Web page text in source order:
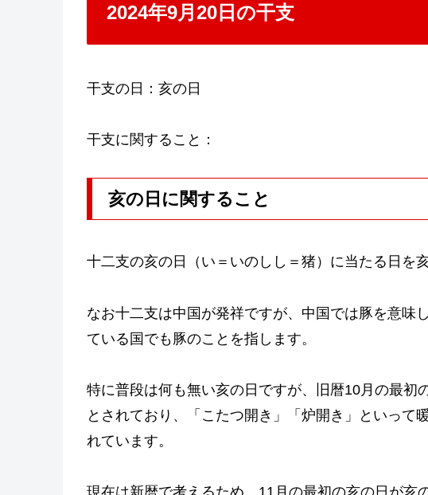
2024年9月20日の干支
干支の日：亥の日
干支に関すること：
亥の日に関すること
十二支の亥の日（い＝いのしし＝猪）に当たる日を
なお十二支は中国が発祥ですが、中国では豚を意味
ている国でも豚のことを指します。
特に普段は何も無い亥の日ですが、旧暦10月の最初
とされており、「こたつ開き」「炉開き」といって
れています。